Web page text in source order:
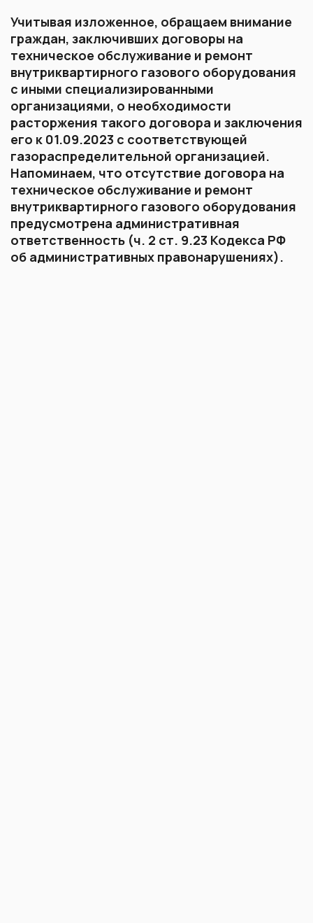
Учитывая изложенное, обращаем внимание
граждан, заключивших договоры на
техническое обслуживание и ремонт
внутриквартирного газового оборудования
с иными специализированными
организациями, о необходимости
расторжения такого договора и заключения
его к 01.09.2023 с соответствующей
газораспределительной организацией.
Напоминаем, что отсутствие договора на
техническое обслуживание и ремонт
внутриквартирного газового оборудования
предусмотрена административная
ответственность (ч. 2 ст. 9.23 Кодекса РФ
об административных правонарушениях).